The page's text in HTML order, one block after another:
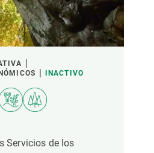
INACTIVO
Servicios de los